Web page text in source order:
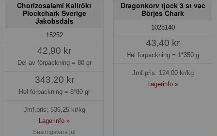
Chorizosalami Kallrökt
Plockchark Sverige
Jakobsdals
15252
42,90 kr
Del av förpackning = 80 gr
343,20 kr
Hel förpackning = 8*80 gr
Jmf.pris: 536,25kr/kg
Lagerinfo »
Säsongsvara jul
Dragonkorv tjock 3 st vac
Börjes Chark
1028140
43,40 kr
Hel förpackning = 1*350 g
Jmf.pris: 124,00kr/kg
Lagerinfo »